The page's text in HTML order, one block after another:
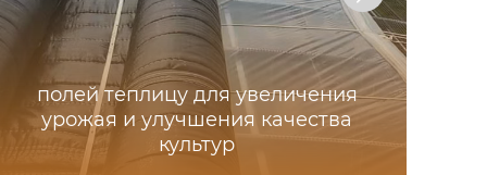
полей теплицу для увеличения
урожая и улучшения качества
культур